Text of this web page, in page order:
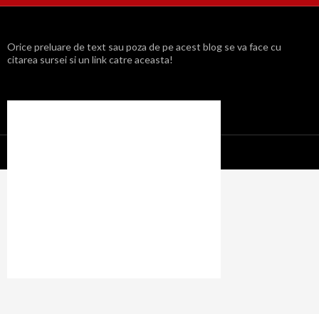
Orice preluare de text sau poza de pe acest blog se va face cu
citarea sursei si un link catre aceasta!